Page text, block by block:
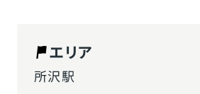
エリア
所沢駅